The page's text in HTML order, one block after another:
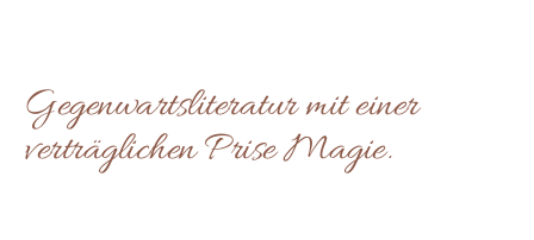
Gegenwartsliteratur mit einer
verträglichen Prise Magie.